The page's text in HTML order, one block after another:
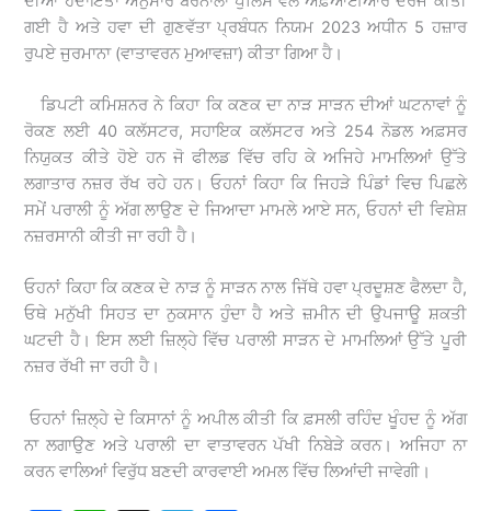
ਗਈ ਹੈ ਅਤੇ ਹਵਾ ਦੀ ਗੁਣਵੱਤਾ ਪ੍ਰਬੰਧਨ ਨਿਯਮ 2023 ਅਧੀਨ 5 ਹਜ਼ਾਰ
ਰੁਪਏ ਜੁਰਮਾਨਾ (ਵਾਤਾਵਰਨ ਮੁਆਵਜ਼ਾ) ਕੀਤਾ ਗਿਆ ਹੈ।
ਡਿਪਟੀ ਕਮਿਸ਼ਨਰ ਨੇ ਕਿਹਾ ਕਿ ਕਣਕ ਦਾ ਨਾੜ ਸਾੜਨ ਦੀਆਂ ਘਟਨਾਵਾਂ ਨੂੰ
ਰੋਕਣ ਲਈ 40 ਕਲੱਸਟਰ, ਸਹਾਇਕ ਕਲੱਸਟਰ ਅਤੇ 254 ਨੋਡਲ ਅਫ਼ਸਰ
ਨਿਯੁਕਤ ਕੀਤੇ ਹੋਏ ਹਨ ਜੋ ਫੀਲਡ ਵਿੱਚ ਰਹਿ ਕੇ ਅਜਿਹੇ ਮਾਮਲਿਆਂ ਉੱਤੇ
ਲਗਾਤਾਰ ਨਜ਼ਰ ਰੱਖ ਰਹੇ ਹਨ। ਓਹਨਾਂ ਕਿਹਾ ਕਿ ਜਿਹੜੇ ਪਿੰਡਾਂ ਵਿਚ ਪਿਛਲੇ
ਸਮੇਂ ਪਰਾਲੀ ਨੂੰ ਅੱਗ ਲਾਉਣ ਦੇ ਜਿਆਦਾ ਮਾਮਲੇ ਆਏ ਸਨ, ਓਹਨਾਂ ਦੀ ਵਿਸ਼ੇਸ਼
ਨਜ਼ਰਸਾਨੀ ਕੀਤੀ ਜਾ ਰਹੀ ਹੈ।
ਓਹਨਾਂ ਕਿਹਾ ਕਿ ਕਣਕ ਦੇ ਨਾੜ ਨੂੰ ਸਾੜਨ ਨਾਲ ਜਿੱਥੇ ਹਵਾ ਪ੍ਰਦੂਸ਼ਣ ਫੈਲਦਾ ਹੈ,
ਓਥੇ ਮਨੁੱਖੀ ਸਿਹਤ ਦਾ ਨੁਕਸਾਨ ਹੁੰਦਾ ਹੈ ਅਤੇ ਜ਼ਮੀਨ ਦੀ ਉਪਜਾਊ ਸ਼ਕਤੀ
ਘਟਦੀ ਹੈ। ਇਸ ਲਈ ਜ਼ਿਲ੍ਹੇ ਵਿੱਚ ਪਰਾਲੀ ਸਾੜਨ ਦੇ ਮਾਮਲਿਆਂ ਉੱਤੇ ਪੂਰੀ
ਨਜ਼ਰ ਰੱਖੀ ਜਾ ਰਹੀ ਹੈ।
ਓਹਨਾਂ ਜ਼ਿਲ੍ਹੇ ਦੇ ਕਿਸਾਨਾਂ ਨੂੰ ਅਪੀਲ ਕੀਤੀ ਕਿ ਫ਼ਸਲੀ ਰਹਿੰਦ ਖੂੰਹਦ ਨੂੰ ਅੱਗ
ਨਾ ਲਗਾਉਣ ਅਤੇ ਪਰਾਲੀ ਦਾ ਵਾਤਾਵਰਨ ਪੱਖੀ ਨਿਬੇੜੇ ਕਰਨ। ਅਜਿਹਾ ਨਾ
ਕਰਨ ਵਾਲਿਆਂ ਵਿਰੁੱਧ ਬਣਦੀ ਕਾਰਵਾਈ ਅਮਲ ਵਿੱਚ ਲਿਆਂਦੀ ਜਾਵੇਗੀ।